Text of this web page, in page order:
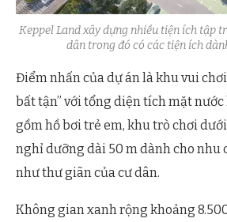
Keppel Land xây dựng nhiều tiện ích tập
dân trong đó có các tiện ích
Điểm nhấn của dự án là khu vui
bất tận” với tổng diện tích mặt nước
gồm hồ bơi trẻ em, khu trò chơi
nghỉ dưỡng dài 50 m dành cho nhu
như thư giãn của cư dân.
Không gian xanh rộng khoảng